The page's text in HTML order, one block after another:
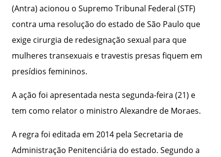
(Antra) acionou o Supremo Tribunal Federal (STF)
contra uma resolução do estado de São Paulo que
exige cirurgia de redesignação sexual para que
mulheres transexuais e travestis presas fiquem em
presídios femininos.
A ação foi apresentada nesta segunda-feira (21) e
tem como relator o ministro Alexandre de Moraes.
A regra foi editada em 2014 pela Secretaria de
Administração Penitenciária do estado. Segundo a